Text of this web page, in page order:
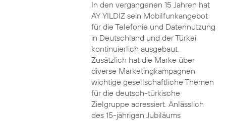
In den vergangenen 15 Jahren hat
AY YILDIZ sein Mobilfunkangebot
für die Telefonie und Datennutzung
in Deutschland und der Türkei
kontinuierlich ausgebaut.
Zusätzlich hat die Marke über
diverse Marketingkampagnen
wichtige gesellschaftliche Themen
für die deutsch-türkische
Zielgruppe adressiert. Anlässlich
des 15-jährigen Jubiläums